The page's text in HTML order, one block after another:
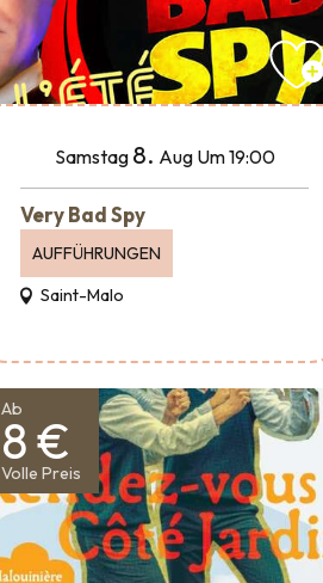
Samstag 8. Aug Um 19:00
Very Bad Spy
AUFFÜHRUNGEN
Saint-Malo
Ab
8 €
Volle Preis